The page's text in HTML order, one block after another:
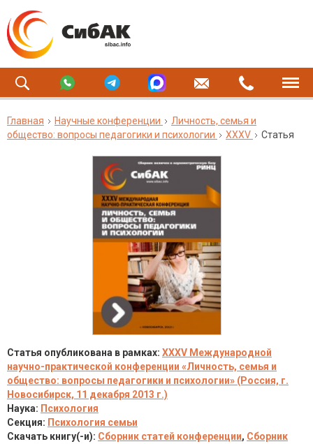
Главная Научные конференции
Личность, семья и
общество: вопросы педагогики и психологии
XXXV Статья
Статья опубликована в рамках: XXXV Международной
научно-практической конференции «Личность, семья и
общество: вопросы педагогики и психологии» (Россия, г.
Новосибирск, 11 декабря 2013 г.)
Наука: Психология
Секция: Психология семьи
Скачать книгу(-и): Сборник статей конференции, Сборник